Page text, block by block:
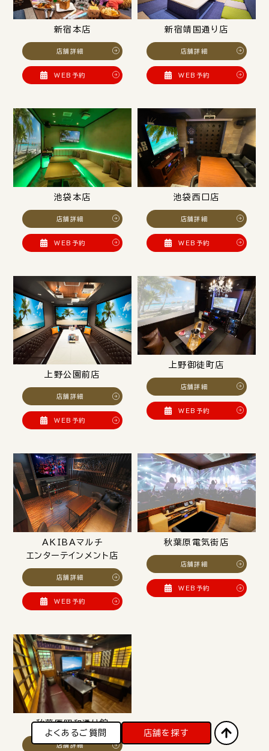
新宿本店
店舗詳細
WEB予約
新宿靖国通り店
店舗詳細
WEB予約
池袋本店
店舗詳細
WEB予約
池袋西口店
店舗詳細
WEB予約
上野公園前店
店舗詳細
WEB予約
上野御徒町店
店舗詳細
WEB予約
AKIBAマルチ
エンターテインメント店
店舗詳細
WEB予約
秋葉原電気街店
店舗詳細
WEB予約
秋葉原昭和通り館
店舗詳細
よくあるご質問 店舗を探す